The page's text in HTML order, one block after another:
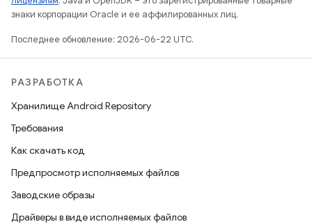
знаки корпорации Oracle и ее аффилированных лиц.
Последнее обновление: 2026-06-22 UTC.
РАЗРАБОТКА
Хранилище Android Repository
Требования
Как скачать код
Предпросмотр исполняемых файлов
Заводские образы
Драйверы в виде исполняемых файлов